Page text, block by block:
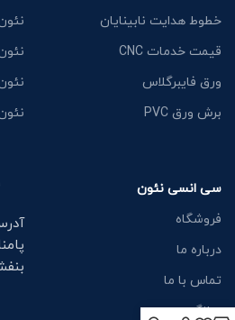
خطوط هدایت نابینایان
قیمت خدمات CNC
ورق فایبرگلاس
برش ورق PVC
سی انسی نئون
فروشگاه
درباره ما
تماس با ما
وبلاگ